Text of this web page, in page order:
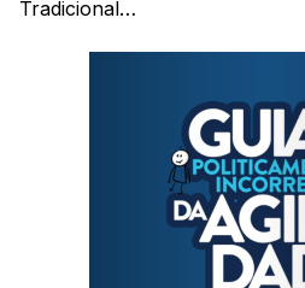
Tradicional…